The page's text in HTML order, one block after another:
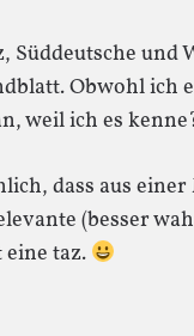
Süddeutsche
Obwohl ich
weil ich es
dass aus
(besser
taz.